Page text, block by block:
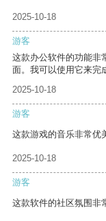
2025-10-18
游客
这款办公软件的功能非
面。我可以使用它来完
2025-10-18
游客
这款游戏的音乐非常优
2025-10-18
游客
这款软件的社区氛围非